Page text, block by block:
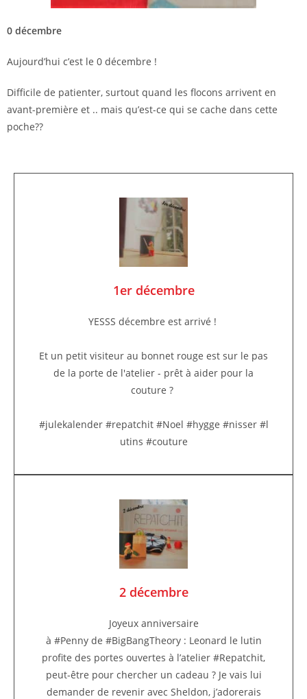
0 décembre
Aujourd’hui c’est le 0 décembre !
Difficile de patienter, surtout quand les flocons arrivent en
avant-première et .. mais qu’est-ce qui se cache dans cette
poche??
1er décembre
YESSS décembre est arrivé !
Et un petit visiteur au bonnet rouge est sur le pas
de la porte de l'atelier - prêt à aider pour la
couture ?
#julekalender #repatchit #Noel #hygge #nisser #l
utins #couture
2 décembre
Joyeux anniversaire
à #Penny de #BigBangTheory : Leonard le lutin
profite des portes ouvertes à l’atelier #Repatchit,
peut-être pour chercher un cadeau ? Je vais lui
demander de revenir avec Sheldon, j’adorerais